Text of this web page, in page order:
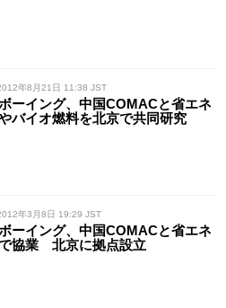
年8月21日 11:38 JST
ーイング、中国COMACと省エネ
バイオ燃料を北京で共同研究
年3月8日 19:29 JST
ーイング、中国COMACと省エネ
協業 北京に拠点設立